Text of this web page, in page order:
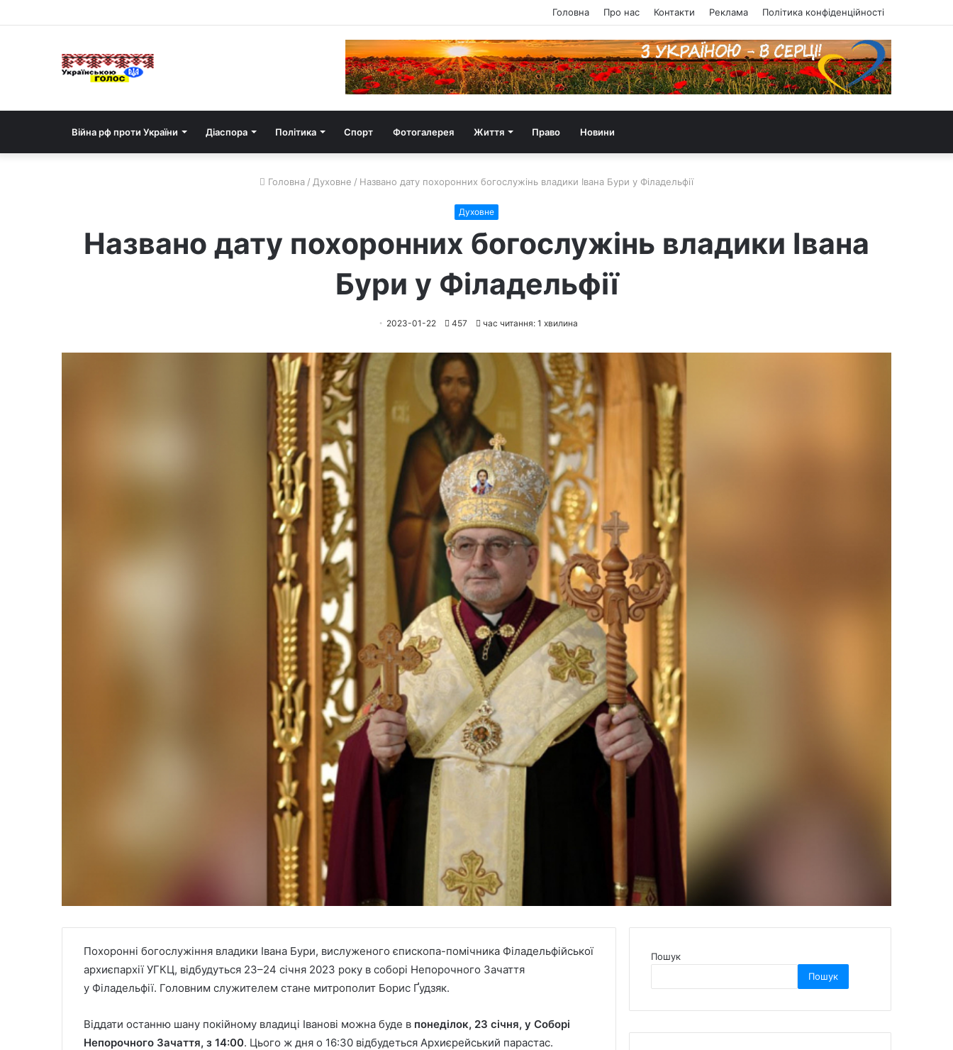
Головна Про нас Контакти Реклама Політика конфіденційності
Війна рф проти України Діаспора Політика Спорт Фотогалерея Життя Право Новини
Головна / Духовне / Названо дату похоронних богослужінь владики Івана Бури у Філадельфії
Духовне
Названо дату похоронних богослужінь владики Івана
Бури у Філадельфії
2023-01-22 457 час читання: 1 хвилина
Похоронні богослужіння владики Івана Бури, вислуженого єпископа-помічника Філадельфійської
архиєпархії УГКЦ, відбудуться 23–24 січня 2023 року в соборі Непорочного Зачаття
у Філадельфії. Головним служителем стане митрополит Борис Ґудзяк.
Віддати останню шану покійному владиці Іванові можна буде в понеділок, 23 січня, у Соборі
Непорочного Зачаття, з 14:00. Цього ж дня о 16:30 відбудеться Архиєрейський парастас.
Пошук
Пошук